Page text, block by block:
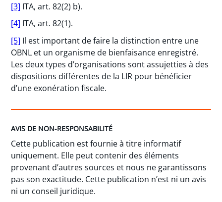
[3] ITA, art. 82(2) b).
[4] ITA, art. 82(1).
[5] Il est important de faire la distinction entre une
OBNL et un organisme de bienfaisance enregistré.
Les deux types d’organisations sont assujetties à des
dispositions différentes de la LIR pour bénéficier
d’une exonération fiscale.
AVIS DE NON-RESPONSABILITÉ
Cette publication est fournie à titre informatif
uniquement. Elle peut contenir des éléments
provenant d’autres sources et nous ne garantissons
pas son exactitude. Cette publication n’est ni un avis
ni un conseil juridique.